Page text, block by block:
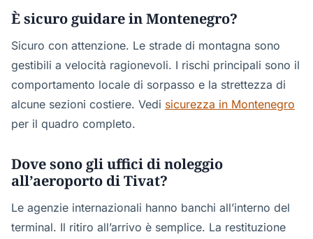
È sicuro guidare in Montenegro?
Sicuro con attenzione. Le strade di montagna sono
gestibili a velocità ragionevoli. I rischi principali sono il
comportamento locale di sorpasso e la strettezza di
alcune sezioni costiere. Vedi sicurezza in Montenegro
per il quadro completo.
Dove sono gli uffici di noleggio
all’aeroporto di Tivat?
Le agenzie internazionali hanno banchi all’interno del
terminal. Il ritiro all’arrivo è semplice. La restituzione